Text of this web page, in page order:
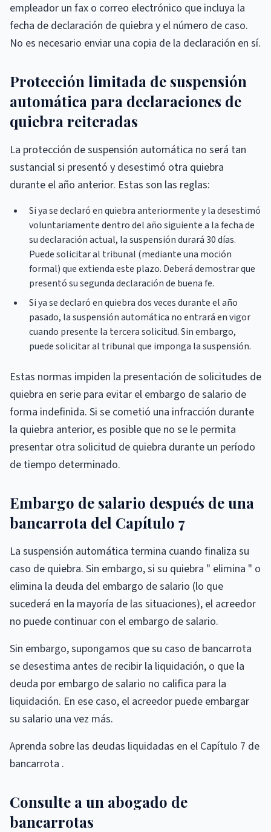
empleador un fax o correo electrónico que incluya la
fecha de declaración de quiebra y el número de caso.
No es necesario enviar una copia de la declaración en sí.
Protección limitada de suspensión
automática para declaraciones de
quiebra reiteradas
La protección de suspensión automática no será tan
sustancial si presentó y desestimó otra quiebra
durante el año anterior. Estas son las reglas:
Si ya se declaró en quiebra anteriormente y la desestimó
voluntariamente dentro del año siguiente a la fecha de
su declaración actual, la suspensión durará 30 días.
Puede solicitar al tribunal (mediante una moción
formal) que extienda este plazo. Deberá demostrar que
presentó su segunda declaración de buena fe.
Si ya se declaró en quiebra dos veces durante el año
pasado, la suspensión automática no entrará en vigor
cuando presente la tercera solicitud. Sin embargo,
puede solicitar al tribunal que imponga la suspensión.
Estas normas impiden la presentación de solicitudes de
quiebra en serie para evitar el embargo de salario de
forma indefinida. Si se cometió una infracción durante
la quiebra anterior, es posible que no se le permita
presentar otra solicitud de quiebra durante un período
de tiempo determinado.
Embargo de salario después de una
bancarrota del Capítulo 7
La suspensión automática termina cuando finaliza su
caso de quiebra. Sin embargo, si su quiebra " elimina " o
elimina la deuda del embargo de salario (lo que
sucederá en la mayoría de las situaciones), el acreedor
no puede continuar con el embargo de salario.
Sin embargo, supongamos que su caso de bancarrota
se desestima antes de recibir la liquidación, o que la
deuda por embargo de salario no califica para la
liquidación. En ese caso, el acreedor puede embargar
su salario una vez más.
Aprenda sobre las deudas liquidadas en el Capítulo 7 de
bancarrota .
Consulte a un abogado de
bancarrotas